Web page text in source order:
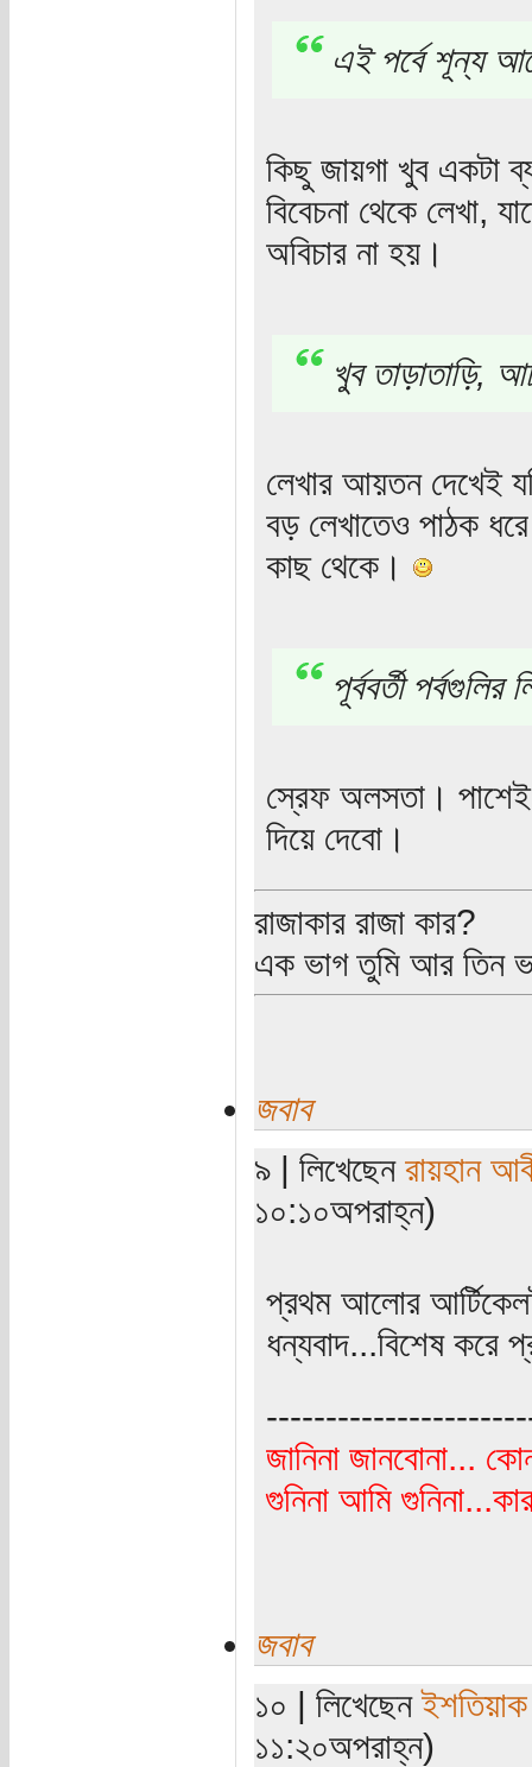
এই পর্বে শূন্য
কিছু জায়গা খুব একটা
বিবেচনা থেকে লেখা,
অবিচার না হয়।
খুব তাড়াতাড়ি,
লেখার আয়তন দেখেই
বড় লেখাতেও পাঠক
কাছ থেকে।
পূর্ববর্তী পর্বগুলির
স্রেফ অলসতা। পাশেই
দিয়ে দেবো।
রাজাকার রাজা কার?
এক ভাগ তুমি আর তিন
জবাব
৯ | লিখেছেন রায়হান
১০:১০অপরাহ্ন)
প্রথম আলোর
ধন্যবাদ...বিশেষ করে
জানিনা জানবোনা...
গুনিনা আমি
জবাব
১০ | লিখেছেন
১১:২০অপরাহ্ন)